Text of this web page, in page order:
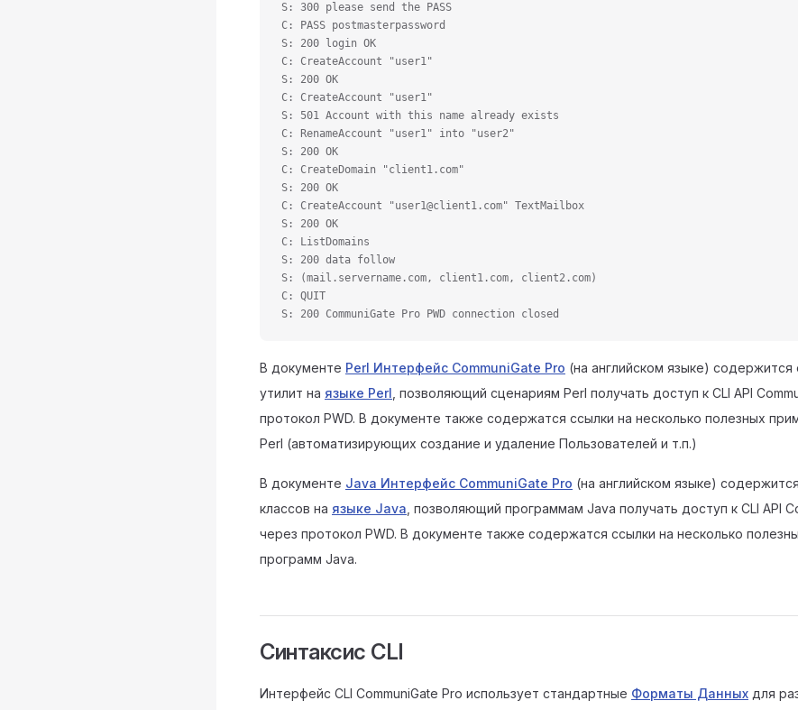
S: 300 please send the PASS
C: PASS postmasterpassword
S: 200 login OK
C: CreateAccount "user1"
S: 200 OK
C: CreateAccount "user1"
S: 501 Account with this name already exists
C: RenameAccount "user1" into "user2"
S: 200 OK
C: CreateDomain "client1.com"
S: 200 OK
C: CreateAccount "user1@client1.com" TextMailbox
S: 200 OK
C: ListDomains
S: 200 data follow
S: (mail.servername.com, client1.com, client2.com)
C: QUIT
S: 200 CommuniGate Pro PWD connection closed
В документе Perl Интерфейс CommuniGate Pro (на английском языке) содержится
утилит на языке Perl , позволяющий сценариям Perl получать доступ к CLI API
протокол PWD. В документе также содержатся ссылки на несколько полезных
Perl (автоматизирующих создание и удаление Пользователей и т.п.)
В документе Java Интерфейс CommuniGate Pro (на английском языке)
классов на языке Java , позволяющий программам Java получать доступ к CLI API
через протокол PWD. В документе также содержатся ссылки на несколько
программ Java.
Синтаксис CLI
Интерфейс CLI CommuniGate Pro использует стандартные Форматы Данных для